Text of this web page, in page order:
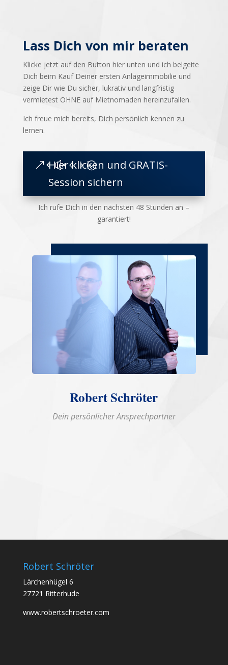
Lass Dich von mir beraten
Klicke jetzt auf den Button hier unten und ich belgeite
Dich beim Kauf Deiner ersten Anlageimmobilie und
zeige Dir wie Du sicher, lukrativ und langfristig
vermietest OHNE auf Mietnomaden hereinzufallen.
Ich freue mich bereits, Dich persönlich kennen zu
lernen.
Hier klicken und GRATIS-
Session sichern
Ich rufe Dich in den nächsten 48 Stunden an –
garantiert!
Robert Schröter
Dein persönlicher Ansprechpartner
Robert Schröter
Lärchenhügel 6
27721 Ritterhude
www.robertschroeter.com